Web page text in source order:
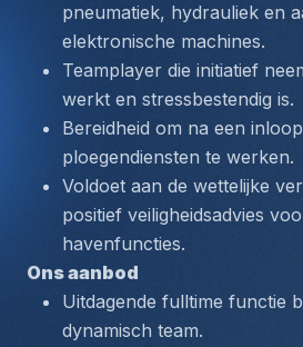
pneumatiek, hydrauliek en
elektronische machines.
Teamplayer die initiatief
werkt en stressbestendig is.
Bereidheid om na een
ploegendiensten te werken.
Voldoet aan de wettelijke
positief veiligheidsadvies
havenfuncties.
Ons aanbod
Uitdagende fulltime functie
dynamisch team.